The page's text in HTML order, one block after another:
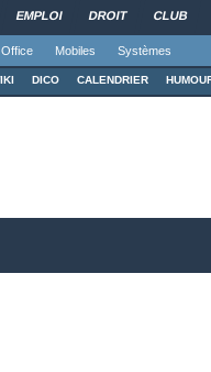
EMPLOI DROIT CLUB
Office Mobiles Systèmes
DICO CALENDRIER